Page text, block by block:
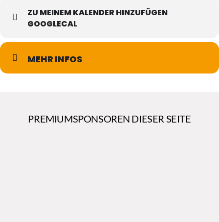
ZU MEINEM KALENDER HINZUFÜGEN
GOOGLECAL
MEHR INFOS
PREMIUMSPONSOREN DIESER SEITE